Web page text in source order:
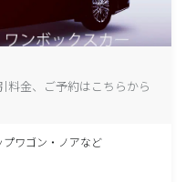
料金、ご予約はこちらから
プワゴン・ノアなど